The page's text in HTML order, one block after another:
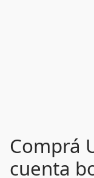
Comprá
cuenta